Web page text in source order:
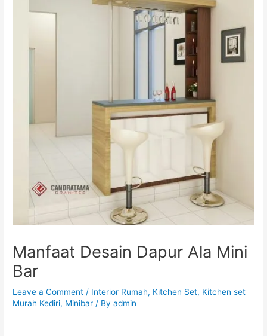
Manfaat Desain Dapur Ala Mini
Bar
Leave a Comment / Interior Rumah, Kitchen Set, Kitchen set
Murah Kediri, Minibar / Byadmin